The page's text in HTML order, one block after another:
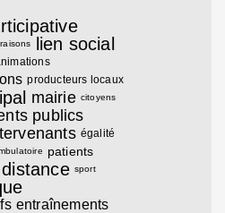
lien social
producteurs locaux
mairie citoyens
publics
égalité
patients
sport
entraînements